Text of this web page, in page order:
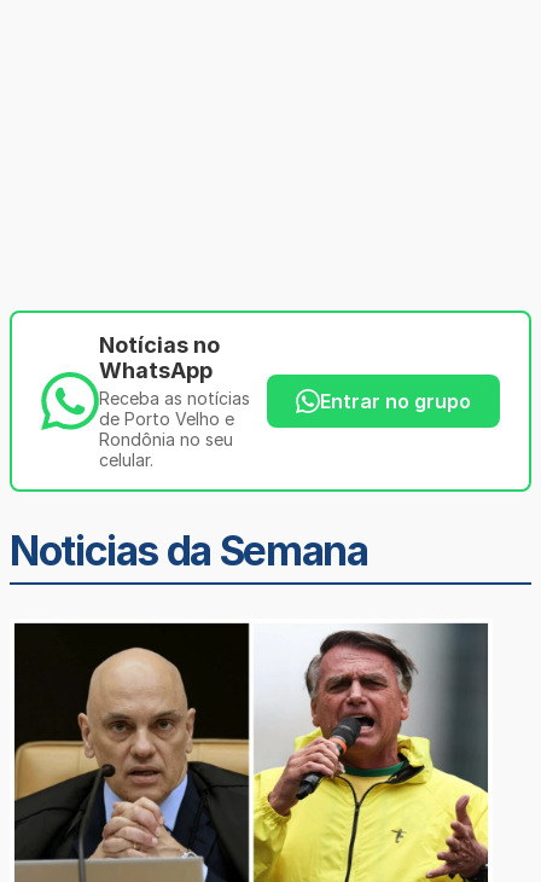
Notícias no
WhatsApp
Receba as notícias
de Porto Velho e
Rondônia no seu
celular.
Entrar no grupo
Noticias da Semana